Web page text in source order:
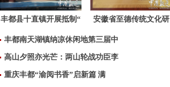
丰都县十直镇开展抵制“
安徽省至德传统文化研
丰都南天湖镇纳凉休闲地第三届中
高山夕照亦光芒：两山轮战功臣李
重庆丰都“渝阅书香”启新篇 满